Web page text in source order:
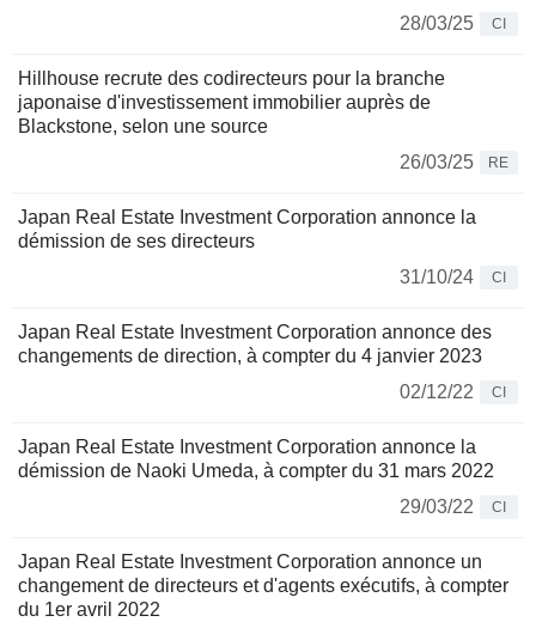
28/03/25
CI
Hillhouse recrute des codirecteurs pour la branche
japonaise d'investissement immobilier auprès de
Blackstone, selon une source
26/03/25
RE
Japan Real Estate Investment Corporation annonce la
démission de ses directeurs
31/10/24
CI
Japan Real Estate Investment Corporation annonce des
changements de direction, à compter du 4 janvier 2023
02/12/22
CI
Japan Real Estate Investment Corporation annonce la
démission de Naoki Umeda, à compter du 31 mars 2022
29/03/22
CI
Japan Real Estate Investment Corporation annonce un
changement de directeurs et d'agents exécutifs, à compter
du 1er avril 2022